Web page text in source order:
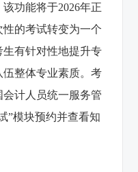
功能将于2026年正
的考试转变为一个
有针对性地提升专
整体专业素质。考
计人员统一服务管
”模块预约并查看知